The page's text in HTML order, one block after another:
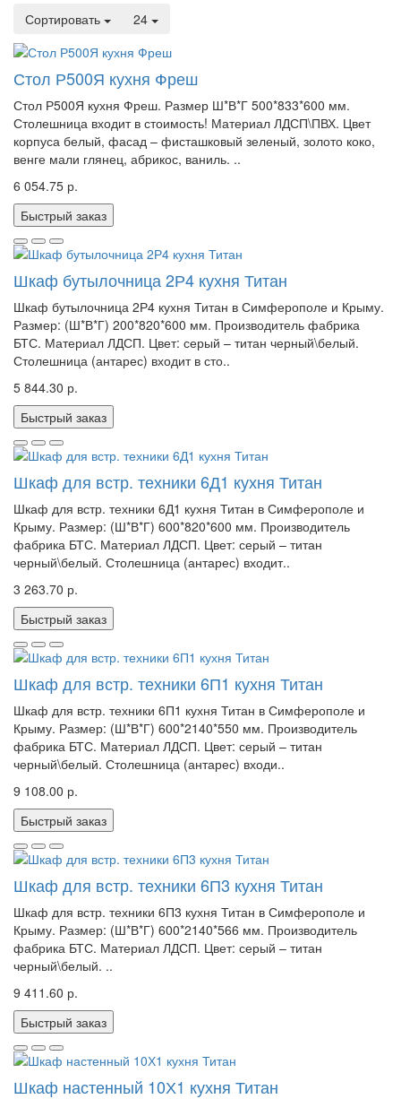
Сортировать 24
Стол Р500Я кухня Фреш
Стол Р500Я кухня Фреш. Размер Ш*В*Г 500*833*600 мм.
Столешница входит в стоимость! Материал ЛДСП\ПВХ. Цвет
корпуса белый, фасад – фисташковый зеленый, золото коко,
венге мали глянец, абрикос, ваниль. ..
6 054.75 р.
Быстрый заказ
Шкаф бутылочница 2Р4 кухня Титан
Шкаф бутылочница 2Р4 кухня Титан в Симферополе и Крыму.
Размер: (Ш*В*Г) 200*820*600 мм. Производитель фабрика
БТС. Материал ЛДСП. Цвет: серый – титан черный\белый.
Столешница (антарес) входит в сто..
5 844.30 р.
Быстрый заказ
Шкаф для встр. техники 6Д1 кухня Титан
Шкаф для встр. техники 6Д1 кухня Титан в Симферополе и
Крыму. Размер: (Ш*В*Г) 600*820*600 мм. Производитель
фабрика БТС. Материал ЛДСП. Цвет: серый – титан
черный\белый. Столешница (антарес) входит..
3 263.70 р.
Быстрый заказ
Шкаф для встр. техники 6П1 кухня Титан
Шкаф для встр. техники 6П1 кухня Титан в Симферополе и
Крыму. Размер: (Ш*В*Г) 600*2140*550 мм. Производитель
фабрика БТС. Материал ЛДСП. Цвет: серый – титан
черный\белый. Столешница (антарес) входи..
9 108.00 р.
Быстрый заказ
Шкаф для встр. техники 6П3 кухня Титан
Шкаф для встр. техники 6П3 кухня Титан в Симферополе и
Крыму. Размер: (Ш*В*Г) 600*2140*566 мм. Производитель
фабрика БТС. Материал ЛДСП. Цвет: серый – титан
черный\белый. ..
9 411.60 р.
Быстрый заказ
Шкаф настенный 10Х1 кухня Титан